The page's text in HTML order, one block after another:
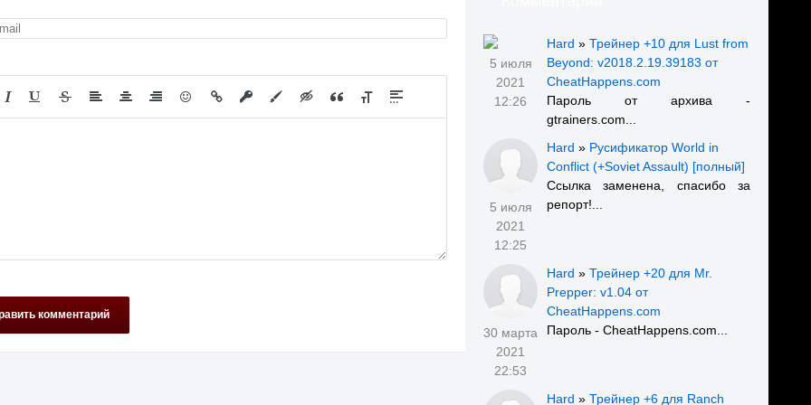
комментарий
5 июля
2021
12:26
Hard » Трейнер +10 для Lust from
Beyond: v2018.2.19.39183 от
CheatHappens.com
Пароль от архива -
gtrainers.com...
5 июля
2021
12:25
Hard » Русификатор World in
Conflict (+Soviet Assault) [полный]
Ссылка заменена, спасибо за
репорт!...
30 марта
2021
22:53
Hard » Трейнер +20 для Mr.
Prepper: v1.04 от
CheatHappens.com
Пароль - CheatHappens.com...
Hard » Трейнер +6 для Ranch